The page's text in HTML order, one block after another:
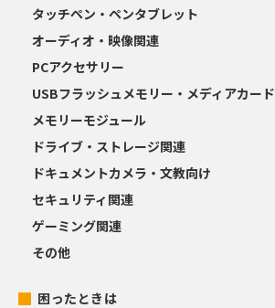
タッチペン・ペンタブレット
オーディオ・映像関連
PCアクセサリー
USBフラッシュメモリー・メディアカード
メモリーモジュール
ドライブ・ストレージ関連
ドキュメントカメラ・文教向け
セキュリティ関連
ゲーミング関連
その他
困ったときは